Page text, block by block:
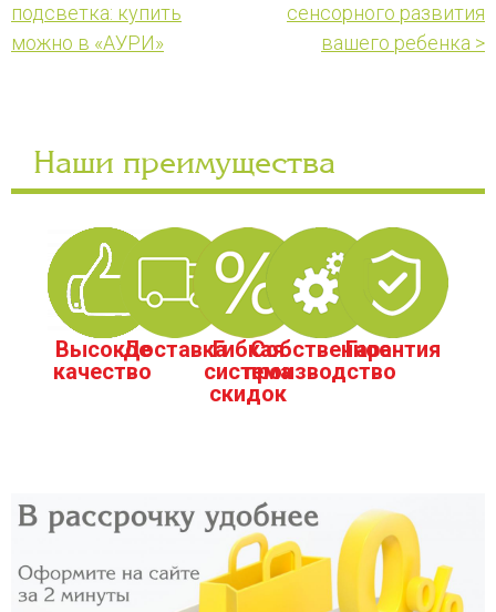
подсветка: купить
можно в «АУРИ»
сенсорного развития
вашего ребенка >
Наши преимущества
Высокое
качество
ДоставкаГибкая
система
скидок
Собственное
производство
Гарантия